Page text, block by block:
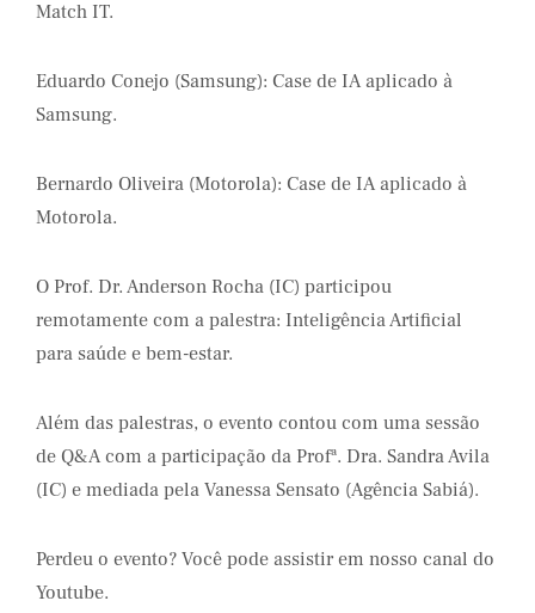
Match IT.
Eduardo Conejo (Samsung): Case de IA aplicado à
Samsung.
Bernardo Oliveira (Motorola): Case de IA aplicado à
Motorola.
O Prof. Dr. Anderson Rocha (IC) participou
remotamente com a palestra: Inteligência Artificial
para saúde e bem-estar.
Além das palestras, o evento contou com uma sessão
de Q&A com a participação da Profª. Dra. Sandra Avila
(IC) e mediada pela Vanessa Sensato (Agência Sabiá).
Perdeu o evento? Você pode assistir em nosso canal do
Youtube.